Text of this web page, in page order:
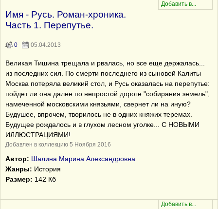
Имя - Русь. Роман-хроника.
Часть 1. Перепутье.
0 05.04.2013
Великая Тишина трещала и рвалась, но все еще держалась...
из последних сил. По смерти последнего из сыновей Калиты
Москва потеряла великий стол, и Русь оказалась на перепутье:
пойдет ли она далее по непростой дороге "собирания земель",
намеченной московскими князьями, свернет ли на иную?
Будушее, впрочем, творилось не в одних княжих теремах.
Будущее рождалось и в глухом лесном уголке... С НОВЫМИ
ИЛЛЮСТРАЦИЯМИ!
Добавлен в коллекцию 5 Ноября 2016
Автор: Шалина Марина Александровна
Жанры: История
Размер: 142 Кб